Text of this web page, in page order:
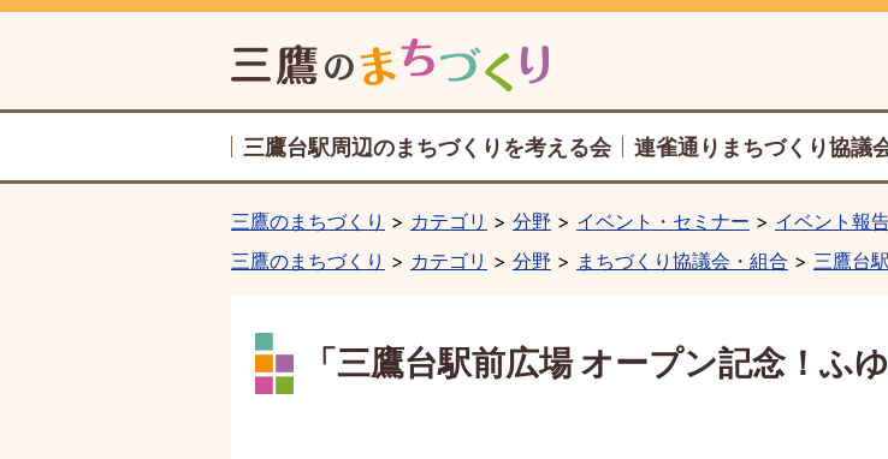
三鷹台駅周辺のまちづくりを考える会 連雀通りまちづくり協議
三鷹のまちづくり カテゴリ 分野 イベント・セミナー
イベント報
三鷹のまちづくり
カテゴリ 分野 まちづくり協議会・組合 三鷹台
「三鷹台駅前広場 オープン記念！ふ